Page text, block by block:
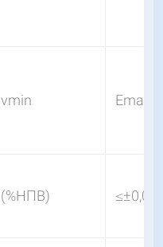
vmin Emax/
(%НПВ)